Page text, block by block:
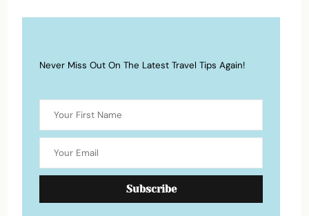
Never Miss Out On The Latest Travel Tips Again!